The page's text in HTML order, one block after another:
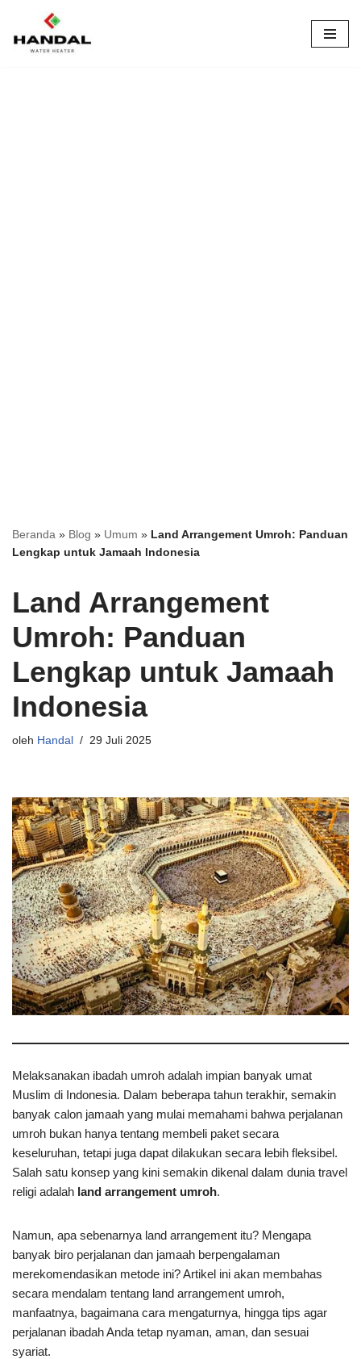
Lompat
Beranda » Blog » Umum » Land Arrangement Umroh: Panduan
Lengkap untuk Jamaah Indonesia
Land Arrangement
Umroh: Panduan
Lengkap untuk Jamaah
Indonesia
oleh Handal 29 Juli 2025
Melaksanakan ibadah umroh adalah impian banyak umat
Muslim di Indonesia. Dalam beberapa tahun terakhir, semakin
banyak calon jamaah yang mulai memahami bahwa perjalanan
umroh bukan hanya tentang membeli paket secara
keseluruhan, tetapi juga dapat dilakukan secara lebih fleksibel.
Salah satu konsep yang kini semakin dikenal dalam dunia travel
religi adalah land arrangement umroh.
Namun, apa sebenarnya land arrangement itu? Mengapa
banyak biro perjalanan dan jamaah berpengalaman
merekomendasikan metode ini? Artikel ini akan membahas
secara mendalam tentang land arrangement umroh,
manfaatnya, bagaimana cara mengaturnya, hingga tips agar
perjalanan ibadah Anda tetap nyaman, aman, dan sesuai
syariat.